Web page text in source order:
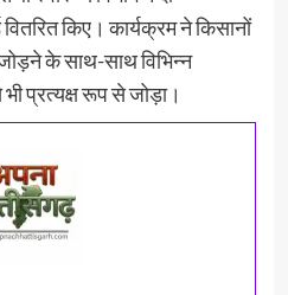
वितरित किए। कार्यक्रम ने किसानों
के साथ-साथ विभिन्न
प्रत्यक्ष रूप से जोड़ा।